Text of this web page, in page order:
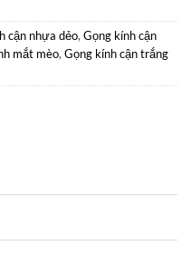
cận nhựa dẻo, Gọng kính cận
mắt mèo, Gọng kính cận trắng